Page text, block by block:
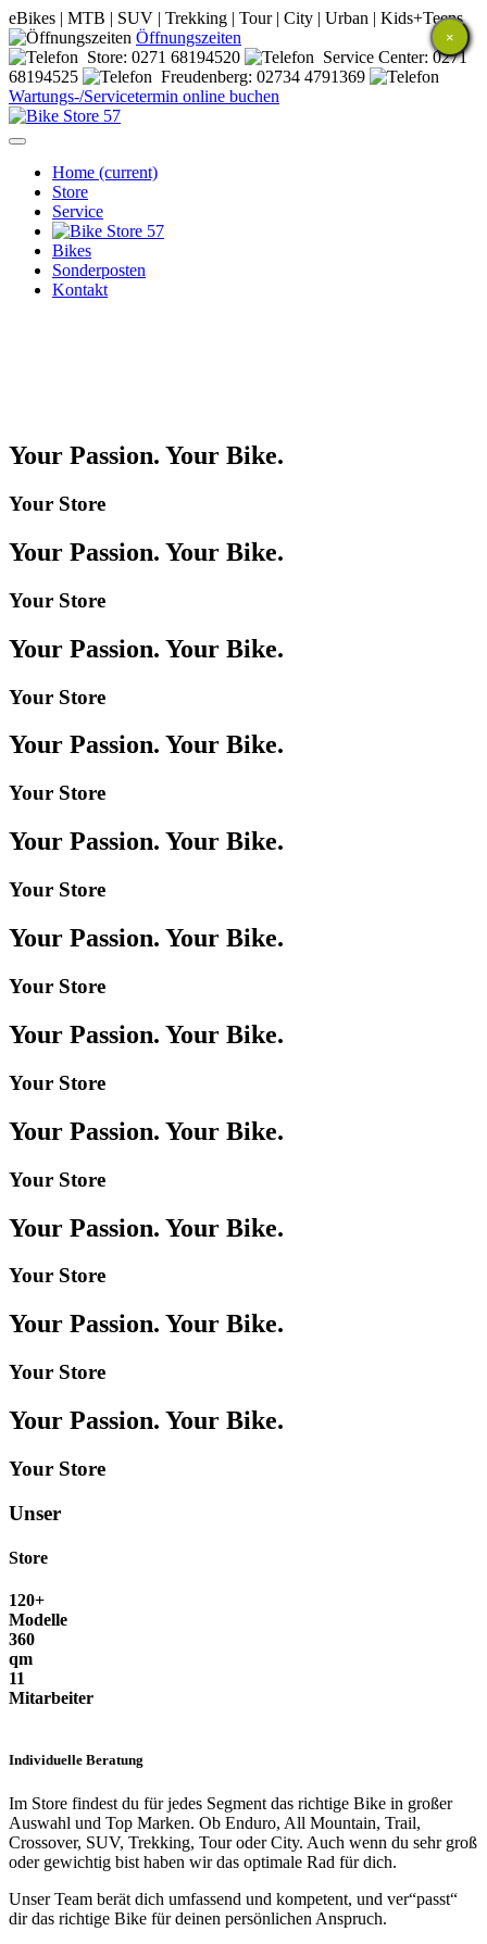
eBikes | MTB | SUV | Trekking | Tour | City | Urban | Kids+Teens
Öffnungszeiten
Store: 0271 68194520 Service Center: 0271
68194525
Freudenberg: 02734 4791369
Wartungs-/Servicetermin online buchen
Home (current)
Store
Service
Bikes
Sonderposten
Kontakt
Your Passion. Your Bike.
Your Store
Your Passion. Your Bike.
Your Store
Your Passion. Your Bike.
Your Store
Your Passion. Your Bike.
Your Store
Your Passion. Your Bike.
Your Store
Your Passion. Your Bike.
Your Store
Your Passion. Your Bike.
Your Store
Your Passion. Your Bike.
Your Store
Your Passion. Your Bike.
Your Store
Your Passion. Your Bike.
Your Store
Your Passion. Your Bike.
Your Store
Unser
Store
120+
Modelle
360
qm
11
Mitarbeiter
Individuelle Beratung
Im Store findest du für jedes Segment das richtige Bike in großer
Auswahl und Top Marken. Ob Enduro, All Mountain, Trail,
Crossover, SUV, Trekking, Tour oder City. Auch wenn du sehr groß
oder gewichtig bist haben wir das optimale Rad für dich.
Unser Team berät dich umfassend und kompetent, und ver“passt“
dir das richtige Bike für deinen persönlichen Anspruch.
×